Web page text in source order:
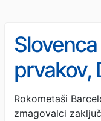
prvakov,
MVP
Rokometaši
zmagovalci